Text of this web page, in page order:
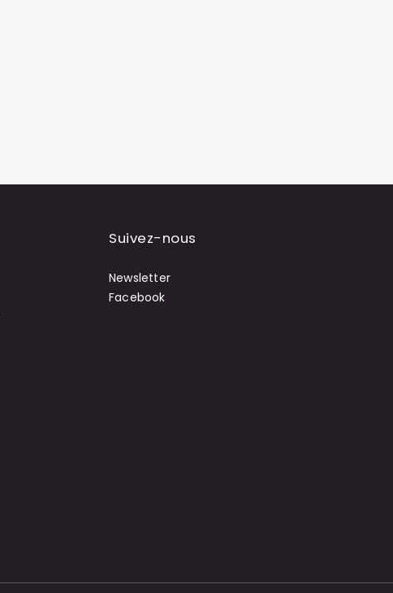
Suivez-nous
Newsletter
Facebook